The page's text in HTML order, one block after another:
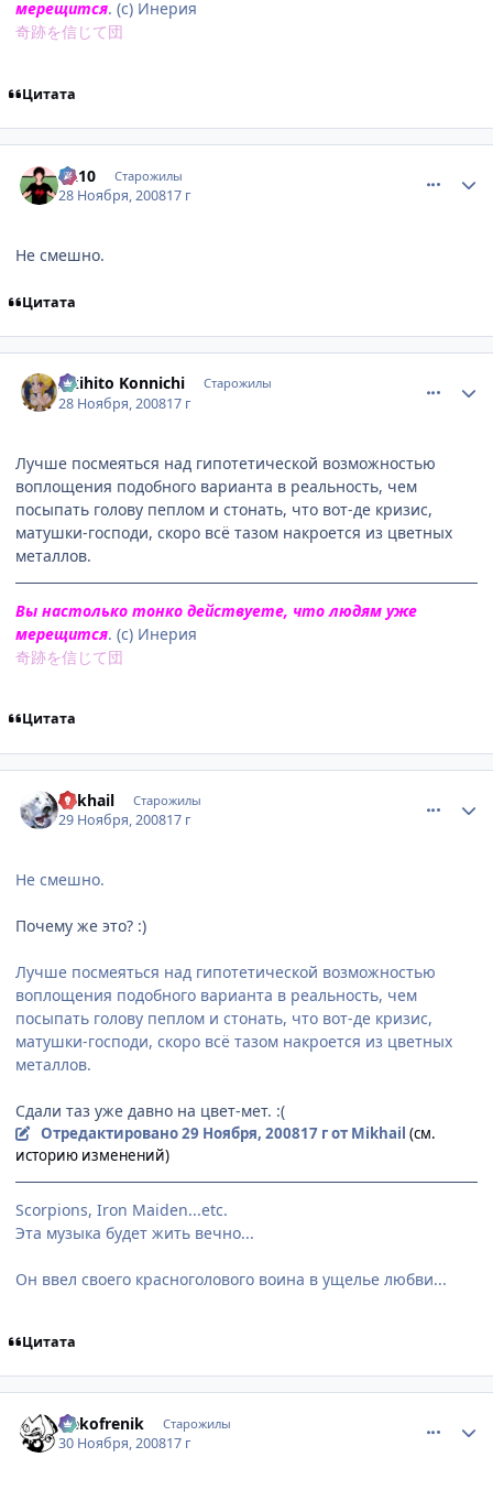
мерещится. (с) Инерия
奇跡を信じて団
Цитата
SA10 Старожилы
28 Ноября, 200817 г
Не смешно.
Цитата
Akihito Konnichi Старожилы
28 Ноября, 200817 г
Лучше посмеяться над гипотетической возможностью
воплощения подобного варианта в реальность, чем
посыпать голову пеплом и стонать, что вот-де кризис,
матушки-господи, скоро всё тазом накроется из цветных
металлов.
Вы настолько тонко действуете, что людям уже
мерещится. (с) Инерия
奇跡を信じて団
Цитата
Mikhail Старожилы
29 Ноября, 200817 г
Не смешно.
Почему же это? :)
Лучше посмеяться над гипотетической возможностью
воплощения подобного варианта в реальность, чем
посыпать голову пеплом и стонать, что вот-де кризис,
матушки-господи, скоро всё тазом накроется из цветных
металлов.
Сдали таз уже давно на цвет-мет. :(
Отредактировано29 Ноября, 200817 гот Mikhail (см.
историю изменений)
Scorpions, Iron Maiden...etc.
Эта музыка будет жить вечно...
Он ввел своего красноголового воина в ущелье любви...
Цитата
Nekofrenik Старожилы
30 Ноября, 200817 г